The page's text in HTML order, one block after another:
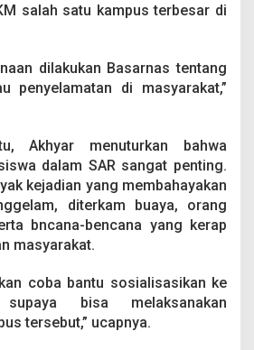
salah satu kampus terbesar di
dilakukan Basarnas tentang
penyelamatan di masyarakat,”
Akhyar menuturkan bahwa
dalam SAR sangat penting.
kejadian yang membahayakan
diterkam buaya, orang
bncana-bencana yang kerap
masyarakat.
coba bantu sosialisasikan ke
supaya bisa melaksanakan
tersebut,” ucapnya.